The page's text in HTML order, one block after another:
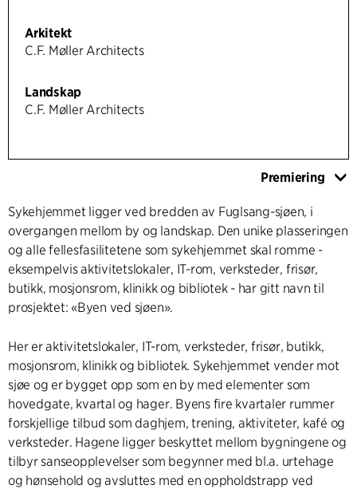
Arkitekt
C.F. Møller Architects
Landskap
C.F. Møller Architects
Premiering
Sykehjemmet ligger ved bredden av Fuglsang-sjøen, i
overgangen mellom by og landskap. Den unike plasseringen
og alle fellesfasilitetene som sykehjemmet skal romme -
eksempelvis aktivitetslokaler, IT-rom, verksteder, frisør,
butikk, mosjonsrom, klinikk og bibliotek - har gitt navn til
prosjektet: «Byen ved sjøen».
Her er aktivitetslokaler, IT-rom, verksteder, frisør, butikk,
mosjonsrom, klinikk og bibliotek. Sykehjemmet vender mot
sjøe og er bygget opp som en by med elementer som
hovedgate, kvartal og hager. Byens fire kvartaler rummer
forskjellige tilbud som daghjem, trening, aktiviteter, kafé og
verksteder. Hagene ligger beskyttet mellom bygningene og
tilbyr sanseopplevelser som begynner med bl.a. urtehage
og hønsehold og avsluttes med en oppholdstrapp ved